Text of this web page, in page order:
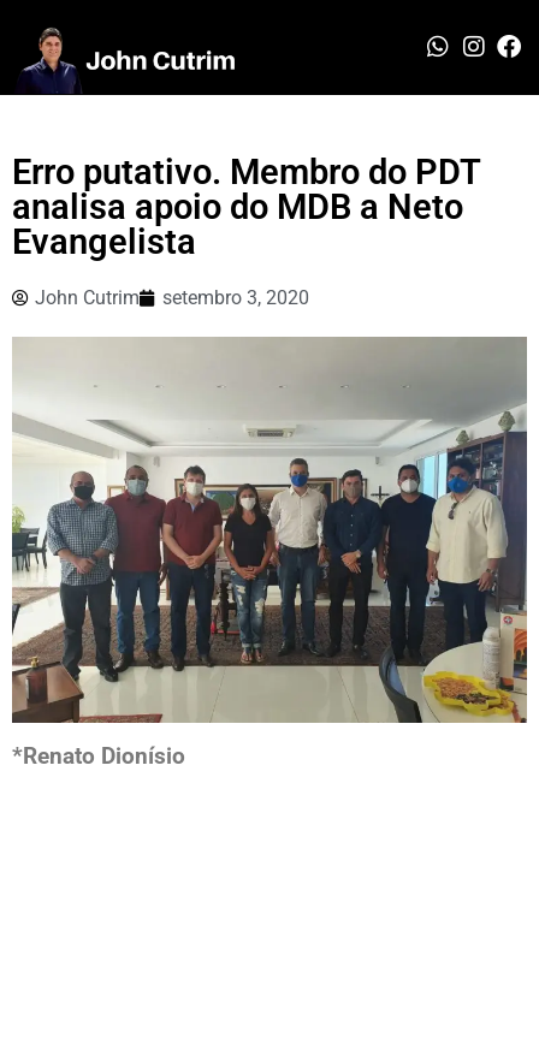
Erro putativo. Membro do PDT
analisa apoio do MDB a Neto
Evangelista
John Cutrim setembro 3, 2020
*Renato Dionísio